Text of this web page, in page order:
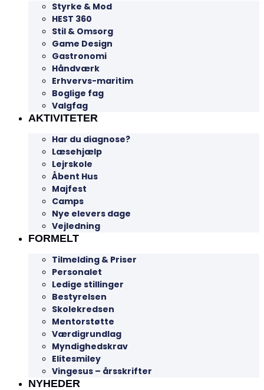
Styrke & Mod
HEST 360
Stil & Omsorg
Game Design
Gastronomi
Håndværk
Erhvervs-maritim
Boglige fag
Valgfag
AKTIVITETER
Har du diagnose?
Læsehjælp
Lejrskole
Åbent Hus
Majfest
Camps
Nye elevers dage
Vejledning
FORMELT
Tilmelding & Priser
Personalet
Ledige stillinger
Bestyrelsen
Skolekredsen
Mentorstøtte
Værdigrundlag
Myndighedskrav
Elitesmiley
Vingesus – årsskrifter
NYHEDER